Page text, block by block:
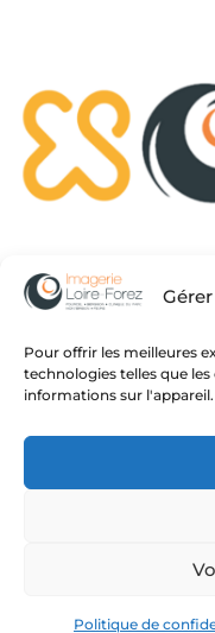
Pour offrir les meilleures
technologies telles que
informations sur l'appareil.
Politique de
Infos pratiques
Consultez vos
Actualités
Politique de
Mentions légales
Imaginé & réalisé par